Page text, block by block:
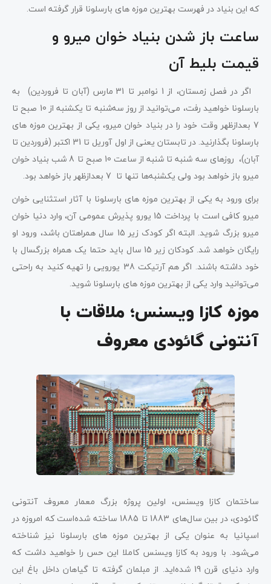
که این بنیاد در فهرست بهترین موزه های بارسلونا قرار گرفته است.
ساعت باز شدن بنیاد خوان میرو و
قیمت بلیط آن
اگر در فصل زمستان، از 1 نوامبر تا 31 مارس (آبان تا فروردین) به
بارسلونا خواهید رفت، می‌توانید از روز سه‌شنبه تا یکشنبه از 10 صبح تا
7 بعدازظهر وقت خود را در بنیاد خوان میرو، یکی از بهترین موزه های
بارسلونا بگذارنید. در تابستان یعنی از اول آوریل تا 31 اکتبر (فروردین تا
آبان)، روزهای سه شنبه تا شنبه از ساعت 10 صبح تا 8 شب بنیاد خوان
میرو باز خواهد بود ولی یکشنبه‌ها تنها تا 7 بعدازظهر باز خواهد بود.
برای ورود به یکی از بهترین موزه های بارسلونا با آثار استثنایی خوان
میرو کافی است با پرداخت 15 یورو پذیرش عمومی آن، وارد دنیا خوان
میرو بزرگ شوید. البته اگر کودک زیر 15 سال همراهتان باشد، ورود او
رایگان خواهد شد. کودکان زیر 15 سال باید حتما یک همراه بزرگسال با
خود داشته باشند. اگر هم آرتیکت 38 یورویی را تهیه کنید به راحتی
می‌توانید وارد یکی از بهترین موزه های بارسلونا شوید.
موزه کازا ویسنس؛ ملاقات با
آنتونی گائودی معروف
ساختمان کازا ویسنس، اولین پروژه بزرگ معمار معروف آنتونی
گائودی، در بین سال‌های 1883 تا 1885 ساخته شده‌است که امروزه در
اسپانیا به عنوان یکی از بهترین موزه های بارسلونا نیز شناخته
می‌شود. با ورود به کازا ویسنس کاملا این حس را خواهید داشت که
وارد دنیای قرن 19 شده‌اید. از مبلمان گرفته تا گیاهان داخل باغ این